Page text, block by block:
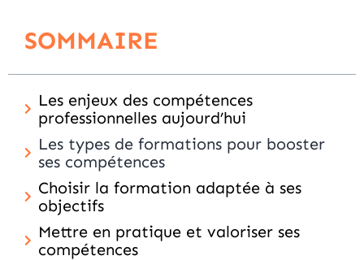
SOMMAIRE
Les enjeux des compétences
professionnelles aujourd’hui
Les types de formations pour booster
ses compétences
Choisir la formation adaptée à ses
objectifs
Mettre en pratique et valoriser ses
compétences